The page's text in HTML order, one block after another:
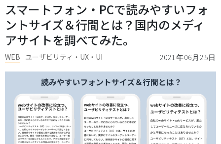
スマートフォン・PCで読みやすいフォ
ントサイズ＆行間とは？国内のメディ
アサイトを調べてみた。
2021年06月25日
WEB ユーザビリティ・UX・UI